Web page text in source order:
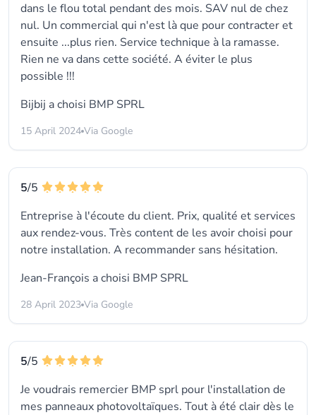
dans le flou total pendant des mois. SAV nul de chez
nul. Un commercial qui n'est là que pour contracter et
ensuite ...plus rien. Service technique à la ramasse.
Rien ne va dans cette société. A éviter le plus
possible !!!
Bijbij a choisi BMP SPRL
15 April 2024 Via Google
5/5
Entreprise à l'écoute du client. Prix, qualité et services
aux rendez-vous. Très content de les avoir choisi pour
notre installation. A recommander sans hésitation.
Jean-François a choisi BMP SPRL
28 April 2023 Via Google
5/5
Je voudrais remercier BMP sprl pour l'installation de
mes panneaux photovoltaïques. Tout à été clair dès le